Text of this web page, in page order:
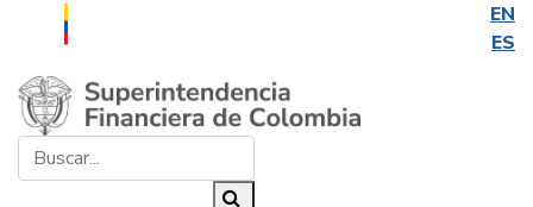
EN
ES
Saltar al contenido principal